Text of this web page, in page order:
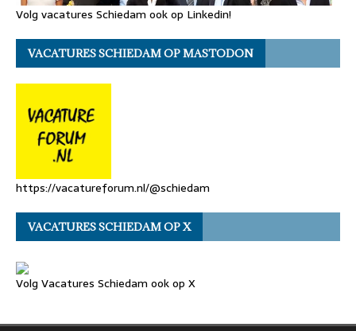
Volg vacatures Schiedam ook op Linkedin!
VACATURES SCHIEDAM OP MASTODON
https://vacatureforum.nl/@schiedam
VACATURES SCHIEDAM OP X
Volg Vacatures Schiedam ook op X